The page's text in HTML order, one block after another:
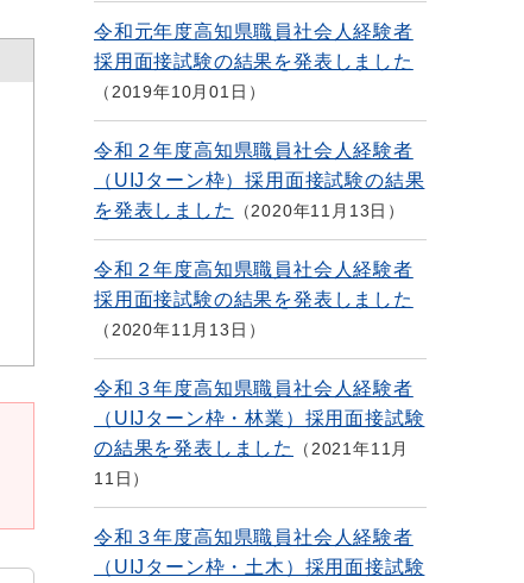
令和元年度高知県職員社会人経験者
採用面接試験の結果を発表しました
2019年10月01日
令和２年度高知県職員社会人経験者
（UIJターン枠）採用面接試験の結果
を発表しました
2020年11月13日
令和２年度高知県職員社会人経験者
採用面接試験の結果を発表しました
2020年11月13日
令和３年度高知県職員社会人経験者
（UIJターン枠・林業）採用面接試験
の結果を発表しました
2021年11月
11日
令和３年度高知県職員社会人経験者
（UIJターン枠・土木）採用面接試験